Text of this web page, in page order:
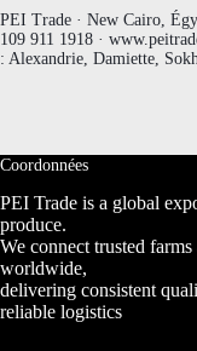
PEI Trade · New Cairo,
109 911 1918 ·
: Alexandrie, Damiette,
Coordonnées
PEI Trade is a global
produce.
We connect trusted
worldwide,
delivering consistent
reliable logistics